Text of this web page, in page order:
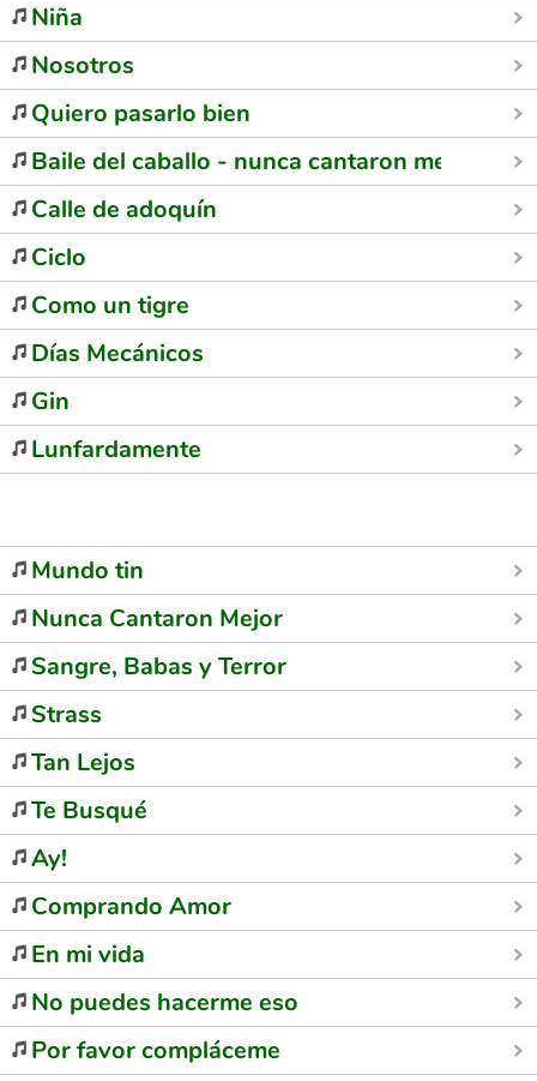
Niña
Nosotros
Quiero pasarlo bien
Baile del caballo - nunca cantaron mejor
Calle de adoquín
Ciclo
Como un tigre
Días Mecánicos
Gin
Lunfardamente
Mundo tin
Nunca Cantaron Mejor
Sangre, Babas y Terror
Strass
Tan Lejos
Te Busqué
Ay!
Comprando Amor
En mi vida
No puedes hacerme eso
Por favor compláceme